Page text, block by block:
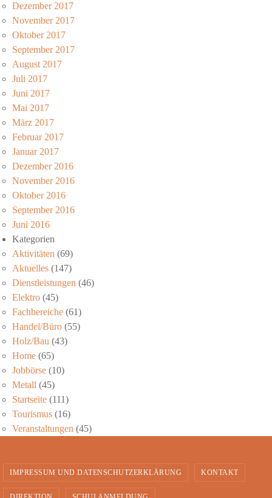
Dezember 2017
November 2017
Oktober 2017
September 2017
August 2017
Juli 2017
Juni 2017
Mai 2017
März 2017
Februar 2017
Januar 2017
Dezember 2016
November 2016
Oktober 2016
September 2016
Juni 2016
Kategorien
Aktivitäten (69)
Aktuelles (147)
Dienstleistungen (46)
Elektro (45)
Fachbereiche (61)
Handel/Büro (55)
Holz/Bau (43)
Home (65)
Jobbörse (10)
Metall (45)
Startseite (111)
Tourismus (16)
Veranstaltungen (45)
IMPRESSUM UND DATENSCHUTZERKLÄRUNG KONTAKT